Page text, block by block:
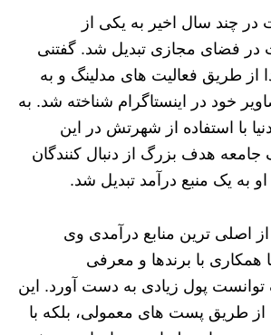
در چند سال اخیر به یکی از
فضای مجازی تبدیل شد. گفتنی
از طریق فعالیت های مدلینگ و به
خود در اینستاگرام شناخته شد. به
با استفاده از شهرتش در این
جامعه هدف بزرگ از دنبال کنندگان
به یک منبع درآمد تبدیل شد.
از اصلی ترین منابع درآمدی وی
همکاری با برندها و معرفی
پول زیادی به دست آورد. این
از طریق پست های معمولی، بلکه با